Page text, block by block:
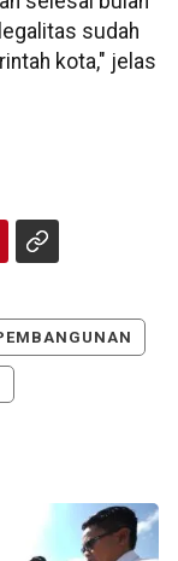
sudah
kota," jelas